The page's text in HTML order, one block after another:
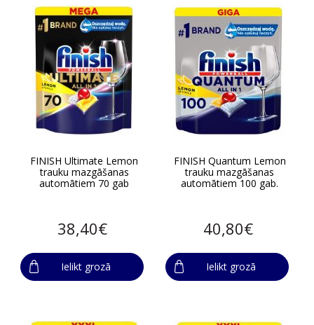
FINISH Ultimate Lemon
trauku mazgāšanas
automātiem 70 gab
38,40€
Ielikt grozā
FINISH Quantum Lemon
trauku mazgāšanas
automātiem 100 gab.
40,80€
Ielikt grozā